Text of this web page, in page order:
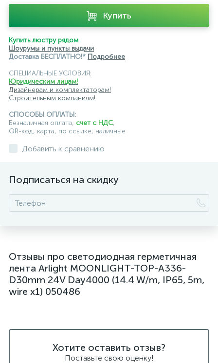
Купить
Купить люстру рядом
Шоурумы и пункты выдачи
Доставка БЕСПЛАТНО!* Подробнее
СПЕЦИАЛЬНЫЕ УСЛОВИЯ:
Юридическим лицам!
Дизайнерам и комплектаторам!
Строительным компаниям!
СПОСОБЫ ОПЛАТЫ:
Безналичная оплата, счет с НДС,
QR-код, карта, по ссылке, наличные
Добавить к сравнению
Подписаться на скидку
Отзывы про светодиодная герметичная
лента Arlight MOONLIGHT-TOP-A336-
D30mm 24V Day4000 (14.4 W/m, IP65, 5m,
wire x1) 050486
Хотите оставить отзыв?
Поставьте свою оценку!